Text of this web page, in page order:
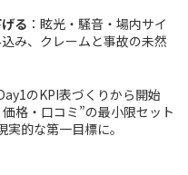
る ：眩光・騒音・場内サイ
み、クレームと事故の未然
のKPI表づくりから開始
格・口コミ”の最小限セット
的な第一目標に。